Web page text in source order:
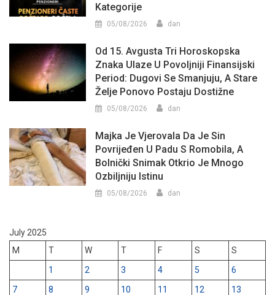
Kategorije
05/08/2026 dan
Od 15. Avgusta Tri Horoskopska
Znaka Ulaze U Povoljniji Finansijski
Period: Dugovi Se Smanjuju, A Stare
Želje Ponovo Postaju Dostižne
05/08/2026 dan
Majka Je Vjerovala Da Je Sin
Povrijeđen U Padu S Romobila, A
Bolnički Snimak Otkrio Je Mnogo
Ozbiljniju Istinu
05/08/2026 dan
July 2025
M
T W T F S
S
1
2 3 4 5
6
7
8 9 10 11 12
13